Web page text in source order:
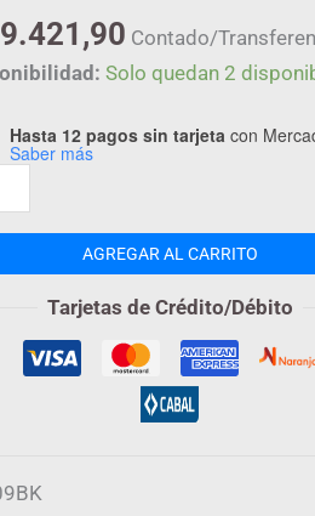
Contado/
Solo quedan 2
Hasta 12 pagos sin tarjetacon
Saber más
AGREGAR AL CARRITO
Tarjetas de Crédito/Débito